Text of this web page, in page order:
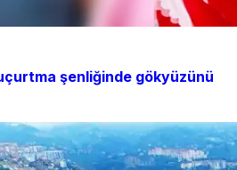
şenliğinde gökyüzünü